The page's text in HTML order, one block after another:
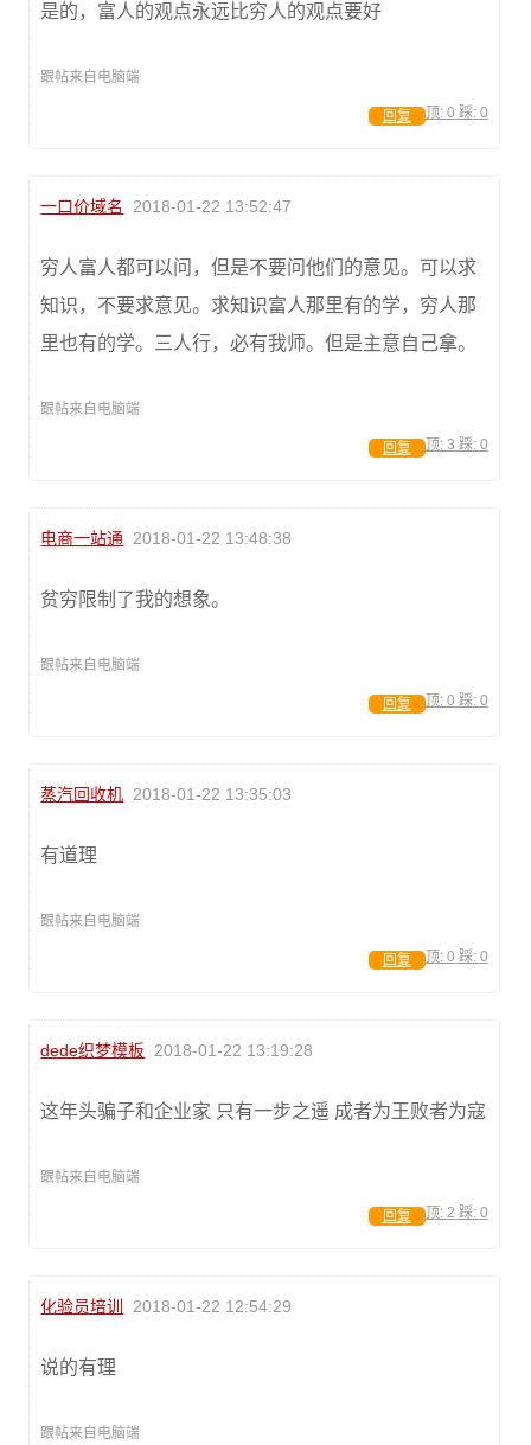
是的，富人的观点永远比穷人的观点要好
跟帖来自电脑端
顶: 0 踩: 0
回复
一口价域名 2018-01-22 13:52:47
穷人富人都可以问，但是不要问他们的意见。可以求
知识，不要求意见。求知识富人那里有的学，穷人那
里也有的学。三人行，必有我师。但是主意自己拿。
跟帖来自电脑端
顶: 3 踩: 0
回复
电商一站通 2018-01-22 13:48:38
贫穷限制了我的想象。
跟帖来自电脑端
顶: 0 踩: 0
回复
蒸汽回收机 2018-01-22 13:35:03
有道理
跟帖来自电脑端
顶: 0 踩: 0
回复
dede织梦模板 2018-01-22 13:19:28
这年头骗子和企业家 只有一步之遥 成者为王败者为寇
跟帖来自电脑端
顶: 2 踩: 0
回复
化验员培训 2018-01-22 12:54:29
说的有理
跟帖来自电脑端